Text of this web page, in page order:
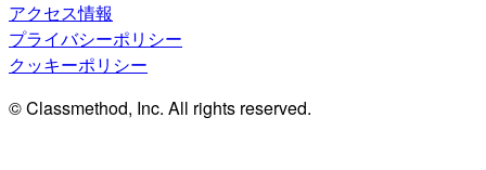
アクセス情報
プライバシーポリシー
クッキーポリシー
© Classmethod, Inc. All rights reserved.